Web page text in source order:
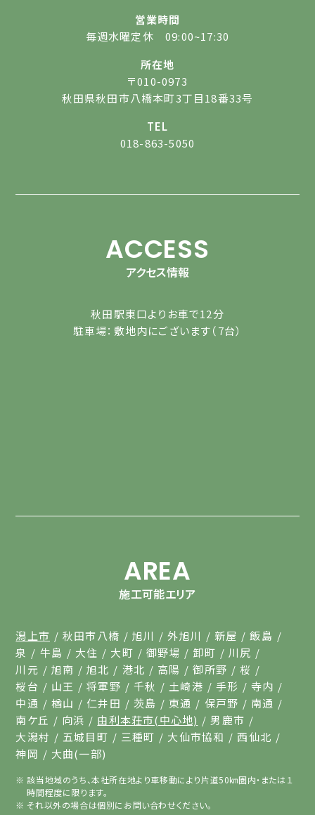
営業時間
毎週水曜定休 09:00~17:30
所在地
〒010-0973
秋田県秋田市八橋本町3丁目18番33号
TEL
018-863-5050
ACCESS
アクセス情報
秋田駅東口よりお車で12分
駐車場：敷地内にございます（7台）
AREA
施工可能エリア
潟上市 秋田市八橋 旭川 外旭川 新屋
飯島
泉
牛島 大住 大町 御野場 卸町
川尻
川元
旭南 旭北 港北 高陽 御所野
桜
桜台
山王 将軍野 千秋 土崎港 手形
寺内
中通
楢山 仁井田 茨島 東通 保戸野
南通
南ケ丘
向浜 由利本荘市(中心地)
男鹿市
大潟村
五城目町 三種町 大仙市協和
西仙北
神岡
大曲(一部)
該当地域のうち、本社所在地より車移動により片道50㎞圏内・または１
時間程度に限ります。
それ以外の場合は個別にお問い合わせください。